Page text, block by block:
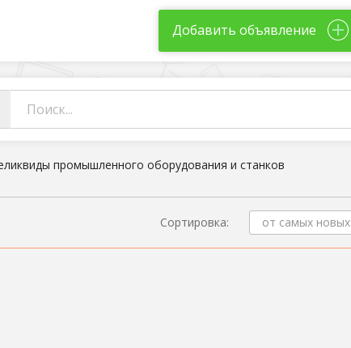
Добавить объявление
оборудования и станков
промышленного оборудования и станков
Сортировка: от самых новых